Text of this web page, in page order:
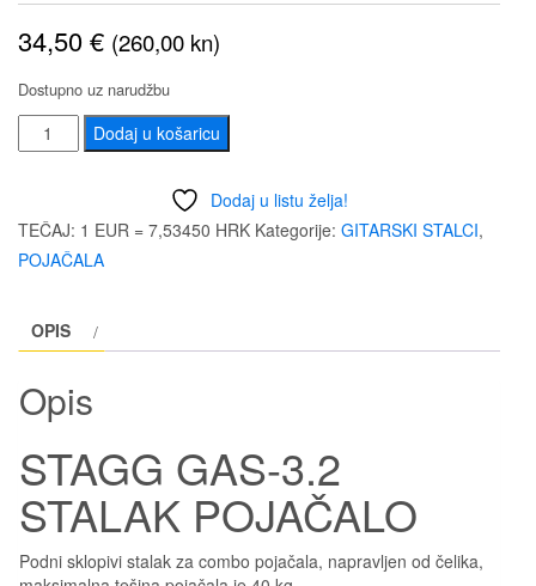
34,50€ (260,00 kn)
Dostupno uz narudžbu
STAGG
GAS-
STALAK
POJAČALO
Dodaj u košaricu
Dodaj u listu želja!
TEČAJ: 1 EUR = 7,53450 HRK Kategorije: GITARSKI STALCI,
POJAČALA
OPIS
Opis
STAGG GAS-3.2
STALAK POJAČALO
Podni sklopivi stalak za combo pojačala, napravljen od čelika,